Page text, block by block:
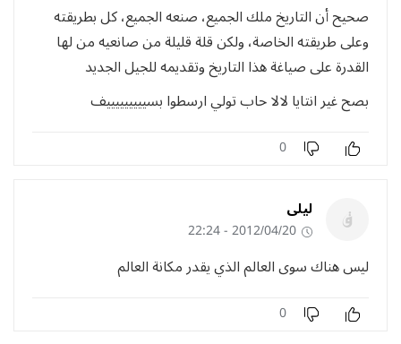
صحيح أن التاريخ ملك الجميع، صنعه الجميع، كل بطريقته
وعلى طريقته الخاصة، ولكن قلة قليلة من صانعيه من لها
القدرة على صياغة هذا التاريخ وتقديمه للجيل الجديد
بصح غير انتايا لالا حاب تولي ارسطوا بسيييييييييف
0
ليلى
2012/04/20 - 22:24
ليس هناك سوى العالم الذي يقدر مكانة العالم
0